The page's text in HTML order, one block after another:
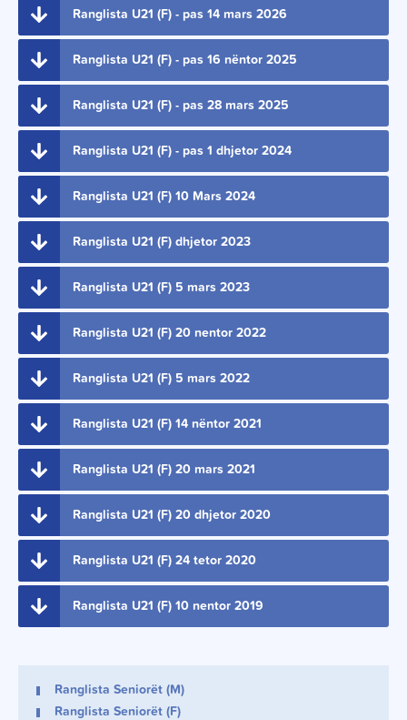
Ranglista U21 (F) - pas 14 mars 2026
Ranglista U21 (F) - pas 16 nëntor 2025
Ranglista U21 (F) - pas 28 mars 2025
Ranglista U21 (F) - pas 1 dhjetor 2024
Ranglista U21 (F) 10 Mars 2024
Ranglista U21 (F) dhjetor 2023
Ranglista U21 (F) 5 mars 2023
Ranglista U21 (F) 20 nentor 2022
Ranglista U21 (F) 5 mars 2022
Ranglista U21 (F) 14 nëntor 2021
Ranglista U21 (F) 20 mars 2021
Ranglista U21 (F) 20 dhjetor 2020
Ranglista U21 (F) 24 tetor 2020
Ranglista U21 (F) 10 nentor 2019
Ranglista Seniorët (M)
Ranglista Seniorët (F)